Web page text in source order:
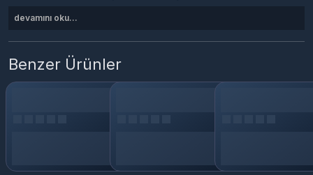
devamını oku...
Benzer Ürünler